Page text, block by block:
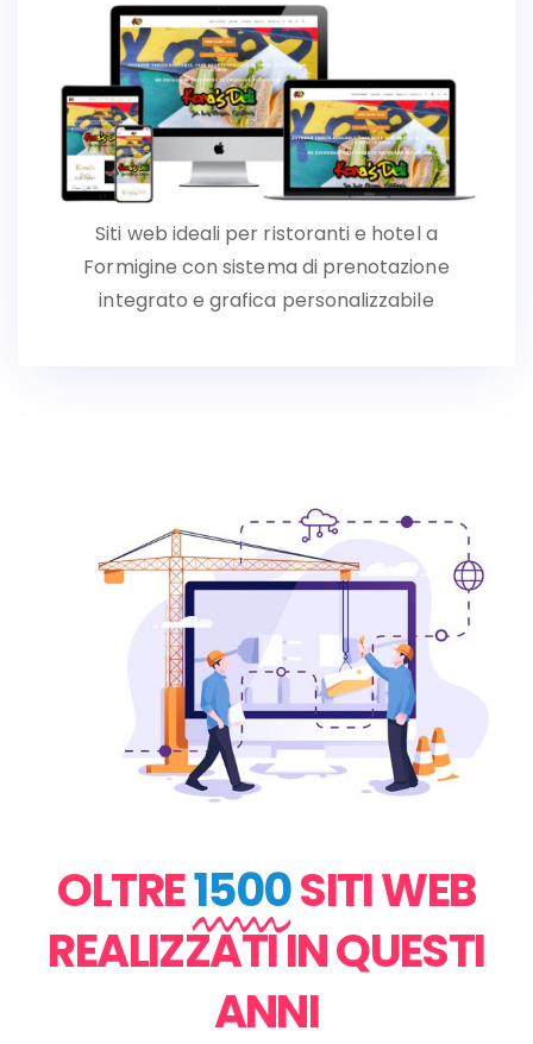
Siti web ideali per ristoranti e hotel a
Formigine con sistema di prenotazione
integrato e grafica personalizzabile
OLTRE1500SITI WEB
REALIZZATI IN QUESTI
ANNI